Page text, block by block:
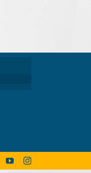
FacebookYouTubeInstagram